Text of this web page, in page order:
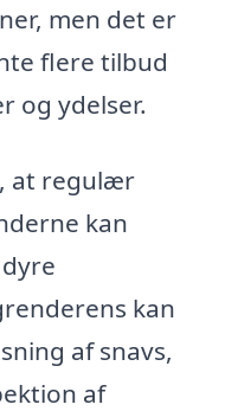
men det er
flere tilbud
og ydelser.
at regulær
kan
kan
af snavs,
af